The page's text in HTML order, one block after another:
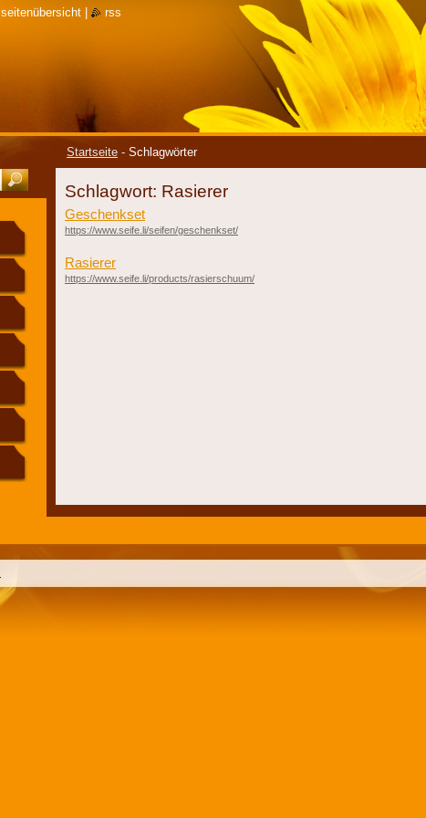
Startseite - Schlagwörter
Schlagwort: Rasierer
Geschenkset
https://www.seife.li/seifen/geschenkset/
Rasierer
https://www.seife.li/products/rasierschuum/
seitenübersicht rss